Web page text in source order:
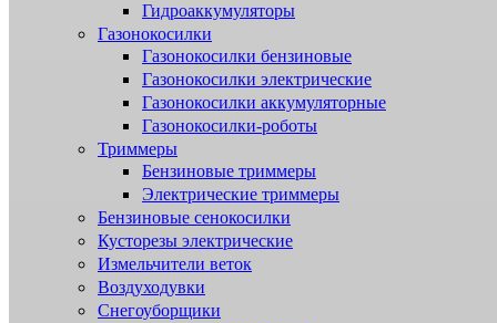
Гидроаккумуляторы
Газонокосилки
Газонокосилки бензиновые
Газонокосилки электрические
Газонокосилки аккумуляторные
Газонокосилки-роботы
Триммеры
Бензиновые триммеры
Электрические триммеры
Бензиновые сенокосилки
Кусторезы электрические
Измельчители веток
Воздуходувки
Снегоуборщики